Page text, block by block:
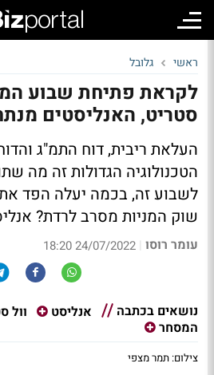
ראשי גלובל
לקראת פתיחת שבוע
סטריט, האנליסטים
העלאת ריבית, דוח התמ"ג
הטכנולוגיה הגדולות זה מה
לשבוע זה, בכמה יעלה הפד
שוק המניות מסרב לרדת?
עומר רוסו |
24/07/2022 18:20
נושאים בכתבה אנליסט וול
המסחר
צילום: תמר מצפי